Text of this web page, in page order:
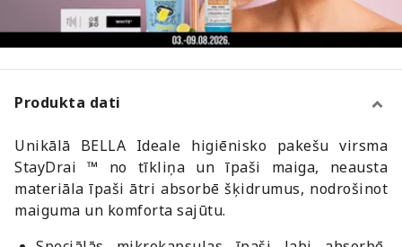
Produkta dati
Unikālā BELLA Ideale higiēnisko pakešu virsma
StayDrai ™ no tīkliņa un īpaši maiga, neausta
materiāla īpaši ātri absorbē šķidrumus, nodrošinot
maiguma un komforta sajūtu.